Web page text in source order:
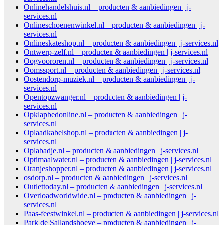
Onlinehandelshuis.nl – producten & aanbiedingen | j-
services.nl
Onlineschoenenwinkel.nl – producten & aanbiedingen | j-
services.nl
Onlineskateshop.nl – producten & aanbiedingen | j-services.nl
Ontwerp-zelf.nl – producten & aanbiedingen | j-services.nl
Oogvoororen.nl – producten & aanbiedingen | j-services.nl
Oomssport.nl – producten & aanbiedingen | j-services.nl
Oostendorp-muziek.nl – producten & aanbiedingen | j-
services.nl
Opentopzwanger.nl – producten & aanbiedingen | j-
services.nl
Opklapbedonline.nl – producten & aanbiedingen | j-
services.nl
Oplaadkabelshop.nl – producten & aanbiedingen | j-
services.nl
Oplabadje.nl – producten & aanbiedingen | j-services.nl
Optimaalwater.nl – producten & aanbiedingen | j-services.nl
Oranjeshopper.nl – producten & aanbiedingen | j-services.nl
osdorp.nl – producten & aanbiedingen | j-services.nl
Outlettoday.nl – producten & aanbiedingen | j-services.nl
Overloadworldwide.nl – producten & aanbiedingen | j-
services.nl
Paas-feestwinkel.nl – producten & aanbiedingen | j-services.nl
Park de Sallandshoeve – producten & aanbiedingen | j-